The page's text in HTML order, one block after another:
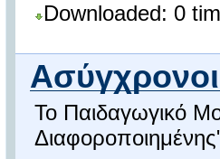
Downloaded: 0
Το Παιδαγωγικό